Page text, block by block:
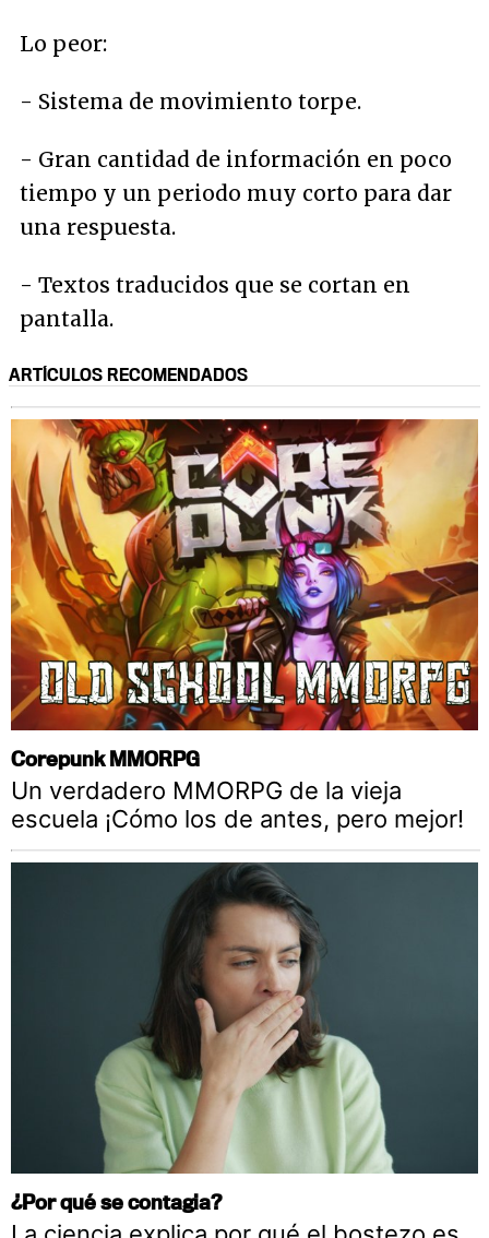
Lo peor:
- Sistema de movimiento torpe.
- Gran cantidad de información en poco
tiempo y un periodo muy corto para dar
una respuesta.
- Textos traducidos que se cortan en
pantalla.
ARTÍCULOS RECOMENDADOS
Corepunk MMORPG
Un verdadero MMORPG de la vieja
escuela ¡Cómo los de antes, pero mejor!
¿Por qué se contagia?